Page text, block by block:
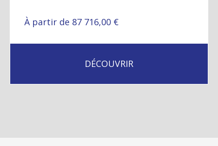
À partir de 87 716,00 €
DÉCOUVRIR